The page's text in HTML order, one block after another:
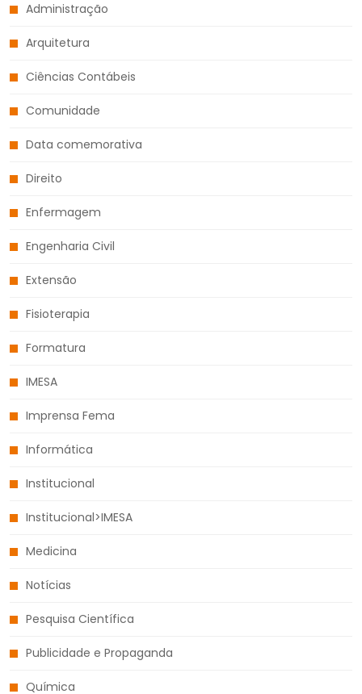
Administração
Arquitetura
Ciências Contábeis
Comunidade
Data comemorativa
Direito
Enfermagem
Engenharia Civil
Extensão
Fisioterapia
Formatura
IMESA
Imprensa Fema
Informática
Institucional
Institucional>IMESA
Medicina
Notícias
Pesquisa Científica
Publicidade e Propaganda
Química